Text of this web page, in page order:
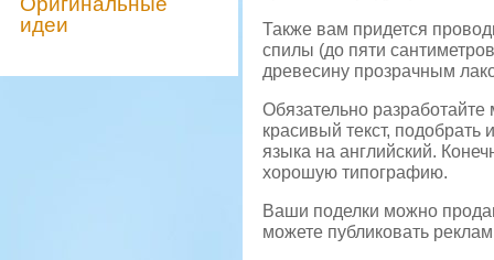
идеи
Также вам придется
спилы (до пяти
древесину прозрачным
Обязательно разработайте
красивый текст, подобрать
языка на английский.
хорошую типографию.
Ваши поделки можно
можете публиковать